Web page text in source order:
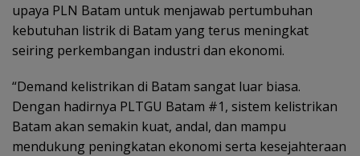
upaya PLN Batam untuk menjawab pertumbuhan
kebutuhan listrik di Batam yang terus meningkat
seiring perkembangan industri dan ekonomi.
“Demand kelistrikan di Batam sangat luar biasa.
Dengan hadirnya PLTGU Batam #1, sistem kelistrikan
Batam akan semakin kuat, andal, dan mampu
mendukung peningkatan ekonomi serta kesejahteraan